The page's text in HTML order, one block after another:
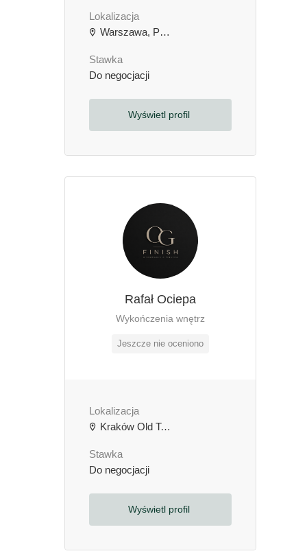
Lokalizacja
Warszawa, Polska
Stawka
Do negocjacji
Wyświetl profil
Rafał Ociepa
Wykończenia wnętrz
Jeszcze nie oceniono
Lokalizacja
Kraków Old Town, Kraków, Polska
Stawka
Do negocjacji
Wyświetl profil